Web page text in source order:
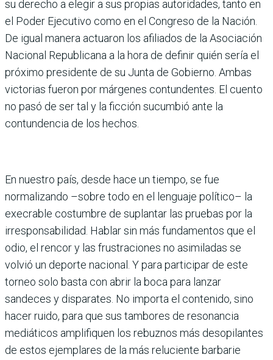
su derecho a elegir a sus propias autoridades, tanto en
el Poder Ejecutivo como en el Congreso de la Nación.
De igual manera actuaron los afiliados de la Asociación
Nacional Republicana a la hora de definir quién sería el
próximo presidente de su Junta de Gobierno. Ambas
victorias fueron por márgenes contundentes. El cuento
no pasó de ser tal y la ficción sucumbió ante la
contundencia de los hechos.
En nuestro país, desde hace un tiempo, se fue
normalizando –sobre todo en el lenguaje político– la
execrable costumbre de suplantar las pruebas por la
irresponsabilidad. Hablar sin más fundamentos que el
odio, el rencor y las frustraciones no asimiladas se
volvió un deporte nacional. Y para participar de este
torneo solo basta con abrir la boca para lanzar
sandeces y disparates. No importa el contenido, sino
hacer ruido, para que sus tambores de resonancia
mediáticos amplifiquen los rebuznos más desopilantes
de estos ejemplares de la más reluciente barbarie